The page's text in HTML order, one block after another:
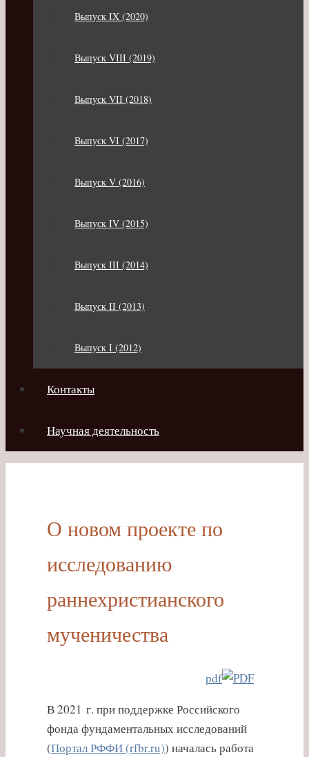
Выпуск IX (2020)
Выпуск VIII (2019)
Выпуск VII (2018)
Выпуск VI (2017)
Выпуск V (2016)
Выпуск IV (2015)
Выпуск III (2014)
Выпуск II (2013)
Выпуск I (2012)
Контакты
Научная деятельность
О новом проекте по
исследованию
раннехристианского
мученичества
pdf
В 2021 г. при поддержке Российского
фонда фундаментальных исследований
(Портал РФФИ (rfbr.ru)) началась работа